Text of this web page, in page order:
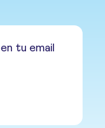
tu email